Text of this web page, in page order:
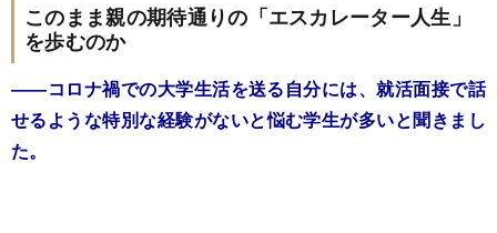
このまま親の期待通りの「エスカレーター人生」
を歩むのか
――コロナ禍での大学生活を送る自分には、就活面接で話
せるような特別な経験がないと悩む学生が多いと聞きまし
た。